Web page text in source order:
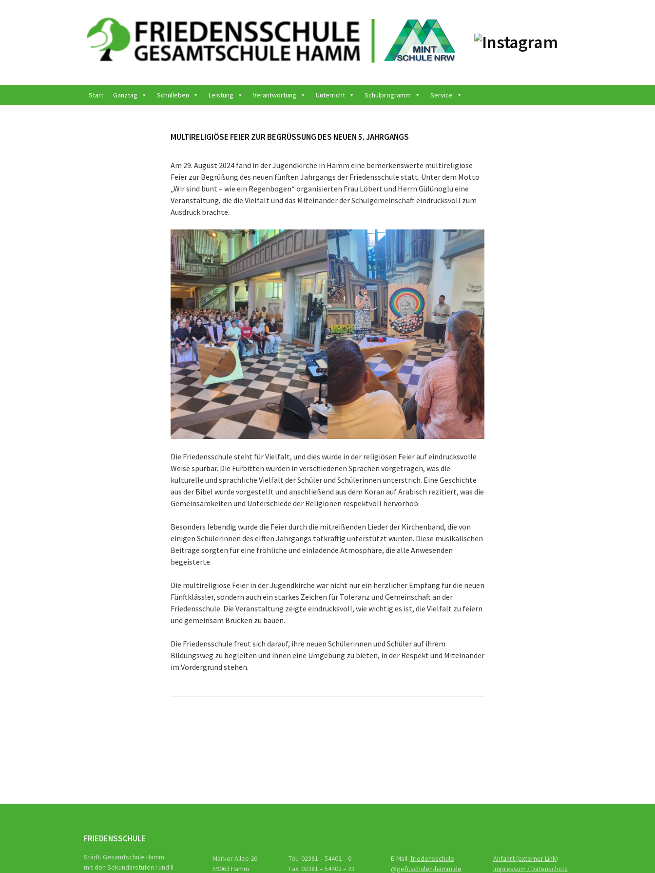
Start Ganztag Schulleben Leistung Verantwortung Unterricht Schulprogramm Service
MULTIRELIGIÖSE FEIER ZUR BEGRÜSSUNG DES NEUEN 5. JAHRGANGS
Am 29. August 2024 fand in der Jugendkirche in Hamm eine bemerkenswerte multireligiöse
Feier zur Begrüßung des neuen fünften Jahrgangs der Friedensschule statt. Unter dem Motto
„Wir sind bunt – wie ein Regenbogen“ organisierten Frau Löbert und Herrn Gülünoglu eine
Veranstaltung, die die Vielfalt und das Miteinander der Schulgemeinschaft eindrucksvoll zum
Ausdruck brachte.
Die Friedensschule steht für Vielfalt, und dies wurde in der religiösen Feier auf eindrucksvolle
Weise spürbar. Die Fürbitten wurden in verschiedenen Sprachen vorgetragen, was die
kulturelle und sprachliche Vielfalt der Schüler und Schülerinnen unterstrich. Eine Geschichte
aus der Bibel wurde vorgestellt und anschließend aus dem Koran auf Arabisch rezitiert, was die
Gemeinsamkeiten und Unterschiede der Religionen respektvoll hervorhob.
Besonders lebendig wurde die Feier durch die mitreißenden Lieder der Kirchenband, die von
einigen Schülerinnen des elften Jahrgangs tatkräftig unterstützt wurden. Diese musikalischen
Beiträge sorgten für eine fröhliche und einladende Atmosphäre, die alle Anwesenden
begeisterte.
Die multireligiöse Feier in der Jugendkirche war nicht nur ein herzlicher Empfang für die neuen
Fünftklässler, sondern auch ein starkes Zeichen für Toleranz und Gemeinschaft an der
Friedensschule. Die Veranstaltung zeigte eindrucksvoll, wie wichtig es ist, die Vielfalt zu feiern
und gemeinsam Brücken zu bauen.
Die Friedensschule freut sich darauf, ihre neuen Schülerinnen und Schüler auf ihrem
Bildungsweg zu begleiten und ihnen eine Umgebung zu bieten, in der Respekt und Miteinander
im Vordergrund stehen.
FRIEDENSSCHULE
Städt. Gesamtschule Hamm
mit den Sekundarstufen I und II
Marker Allee 20
59063 Hamm
Tel.: 02381 – 54402 – 0
Fax: 02381 – 54402 – 23
E-Mail: friedensschule
@gefr.schulen-hamm.de
Anfahrt (externer Link)
Impressum / Datenschutz